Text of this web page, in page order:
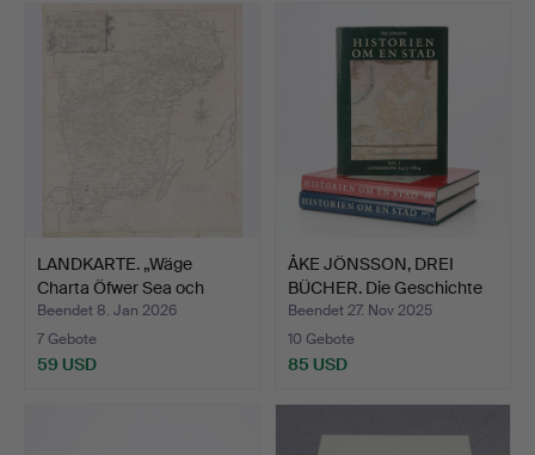
LANDKARTE. „Wäge
Charta Öfwer Sea och
Göta…
Beendet 8. Jan 2026
7 Gebote
59 USD
ÅKE JÖNSSON, DREI
BÜCHER. Die Geschichte
e…
Beendet 27. Nov 2025
10 Gebote
85 USD